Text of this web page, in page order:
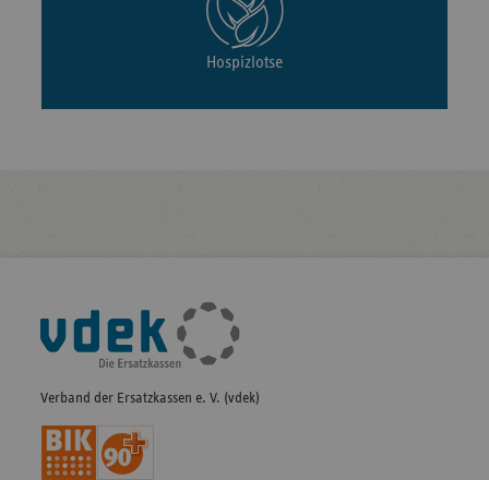
Hospizlotse
Fußleisten-
Navigation
Verband der Ersatzkassen e. V. (vdek)